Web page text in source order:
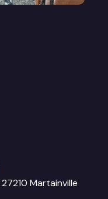
27210 Martainville